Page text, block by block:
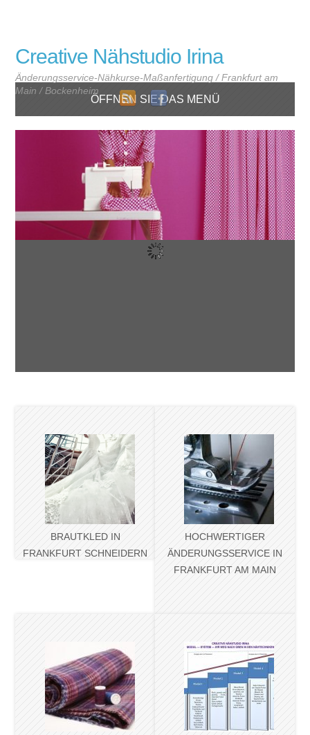
Creative Nähstudio Irina
Änderungsservice-Nähkurse-Maßanfertigung / Frankfurt am
Main / Bockenheim
ÖFFNEN SIE DAS MENÜ
ВRAUTKLED IN
FRANKFURT SCHNEIDERN
HOCHWERTIGER
ÄNDERUNGSSERVICE IN
FRANKFURT AM MAIN